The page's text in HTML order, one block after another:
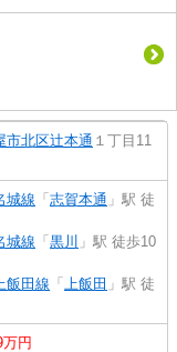
市北区辻本通 １丁目11
城線 「 志賀本通 」駅 徒
城線 「 黒川 」駅 徒歩10
飯田線 「 上飯田 」駅 徒
円